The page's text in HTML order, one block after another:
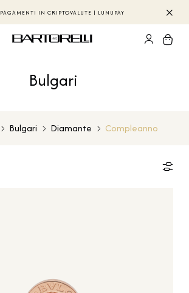
PAGAMENTI IN CRIPTOVALUTE | LUNUPAY
Bulgari
Bulgari Diamante Compleanno